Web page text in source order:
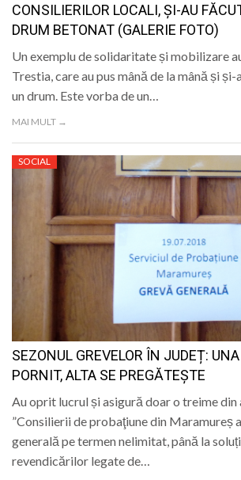
CONSILIERILOR LOCALI, ȘI-AU
DRUM BETONAT (GALERIE FOTO)
Un exemplu de solidaritate și mobilizare
Trestia, care au pus mână de la mână și
un drum. Este vorba de un…
MAI MULT →
SOCIAL
SEZONUL GREVELOR ÎN JUDEȚ:
PORNIT, ALTA SE PREGĂTEȘTE
Au oprit lucrul și asigură doar o treime
”Consilierii de probaţiune din Maramureș
generală pe termen nelimitat, până la
revendicărilor legate de…